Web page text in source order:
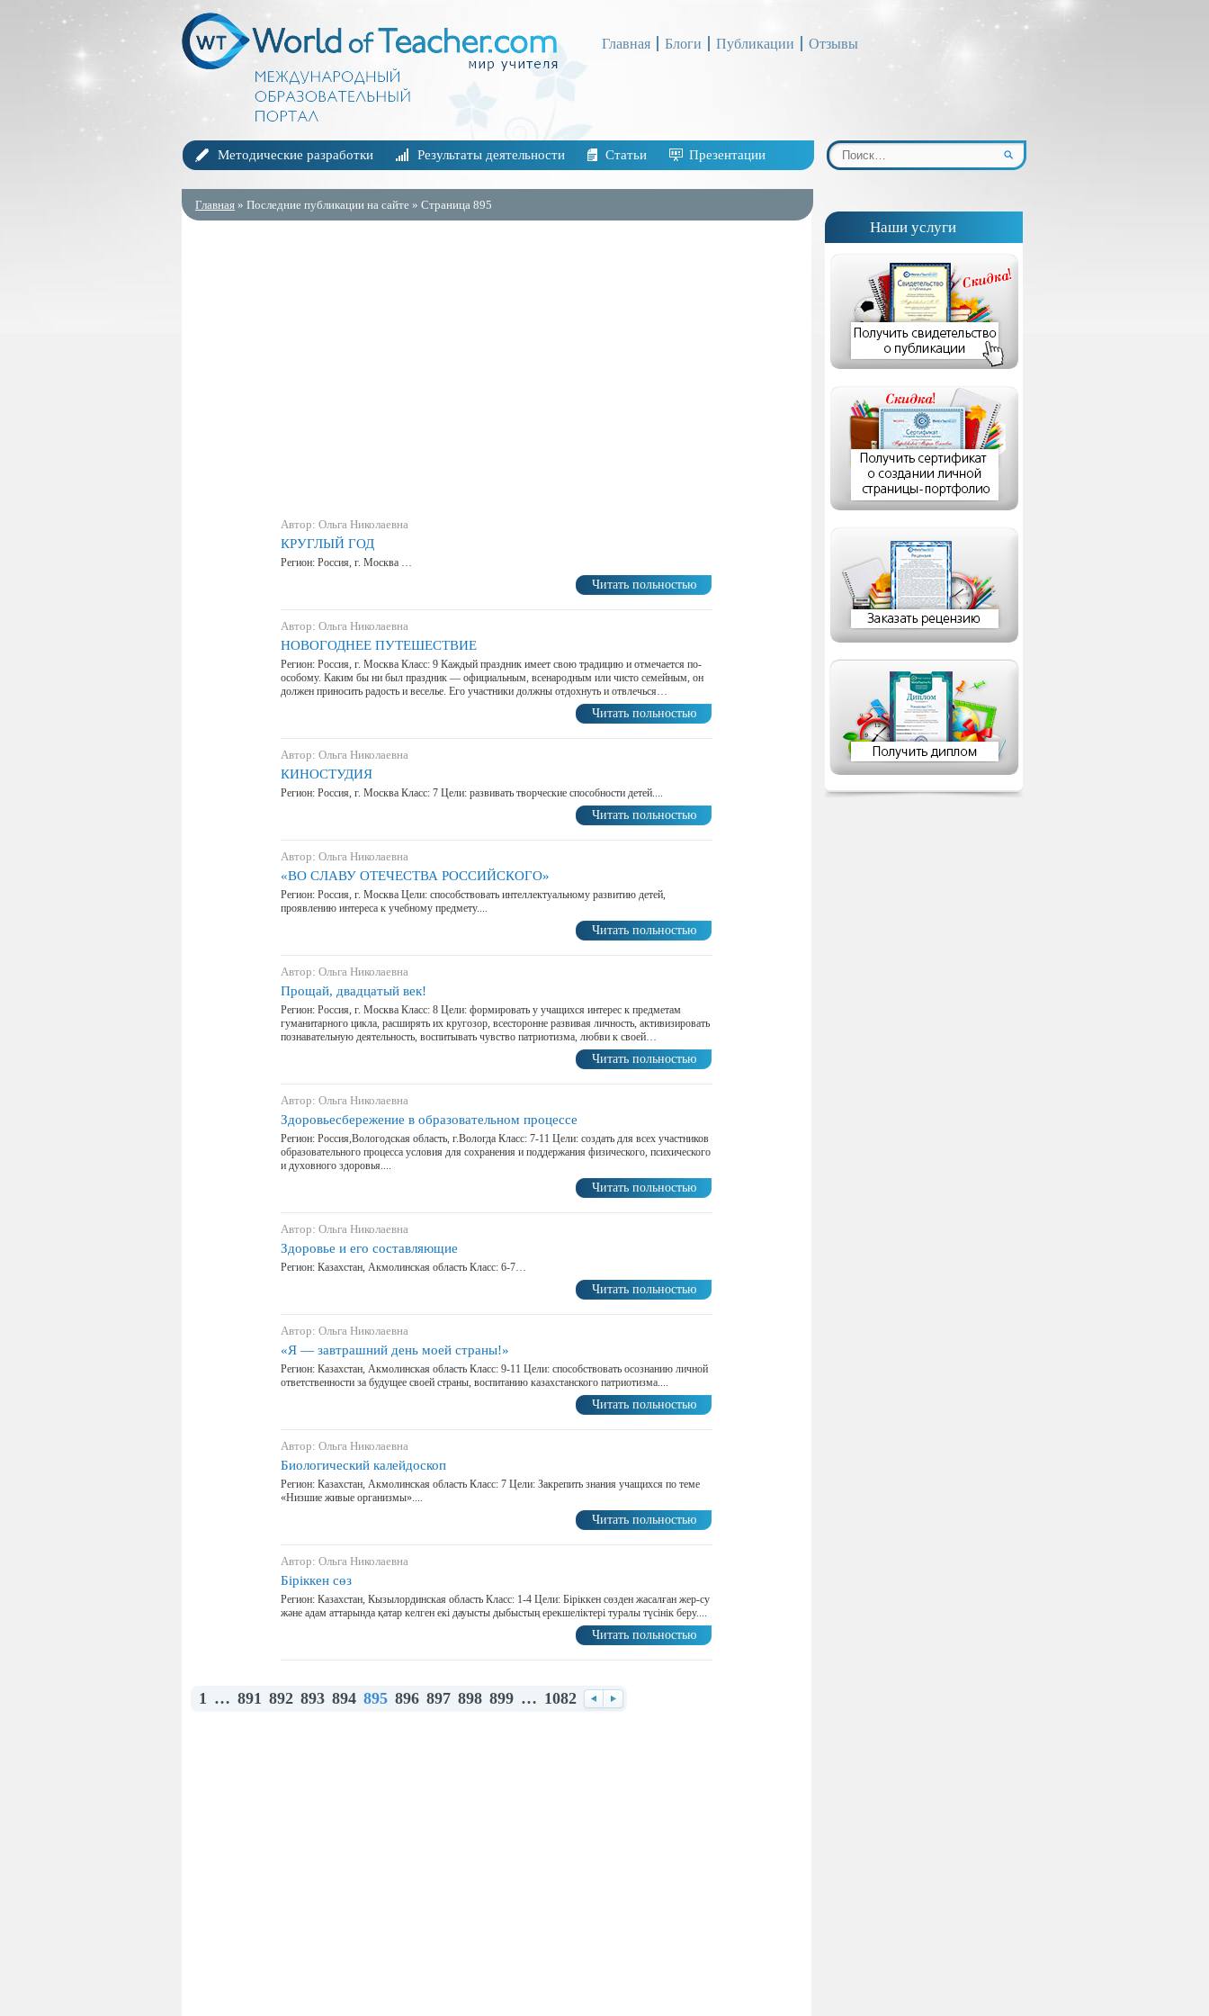
Главная Блоги Публикации Отзывы
Методические разработки Результаты деятельности Статьи Презентации
Главная » Последние публикации на сайте » Страница 895
Автор: Ольга Николаевна
КРУГЛЫЙ ГОД
Регион: Россия, г. Москва …
Читать польностью
Автор: Ольга Николаевна
НОВОГОДНЕЕ ПУТЕШЕСТВИЕ
Регион: Россия, г. Москва Класс: 9 Каждый праздник имеет свою традицию и отмечается по-
особому. Каким бы ни был праздник — официальным, всенародным или чисто семейным, он
должен приносить радость и веселье. Его участники должны отдохнуть и отвлечься…
Читать польностью
Автор: Ольга Николаевна
КИНОСТУДИЯ
Регион: Россия, г. Москва Класс: 7 Цели: развивать творческие способности детей....
Читать польностью
Автор: Ольга Николаевна
«ВО СЛАВУ ОТЕЧЕСТВА РОССИЙСКОГО»
Регион: Россия, г. Москва Цели: способствовать интеллектуальному развитию детей,
проявлению интереса к учебному предмету....
Читать польностью
Автор: Ольга Николаевна
Прощай, двадцатый век!
Регион: Россия, г. Москва Класс: 8 Цели: формировать у учащихся интерес к предметам
гуманитарного цикла, расширять их кругозор, всесторонне развивая личность, активизировать
познавательную деятельность, воспитывать чувство патриотизма, любви к своей…
Читать польностью
Автор: Ольга Николаевна
Здоровьесбережение в образовательном процессе
Регион: Россия,Вологодская область, г.Вологда Класс: 7-11 Цели: создать для всех участников
образовательного процесса условия для сохранения и поддержания физического, психического
и духовного здоровья....
Читать польностью
Автор: Ольга Николаевна
Здоровье и его составляющие
Регион: Казахстан, Акмолинская область Класс: 6-7…
Читать польностью
Автор: Ольга Николаевна
«Я — завтрашний день моей страны!»
Регион: Казахстан, Акмолинская область Класс: 9-11 Цели: способствовать осознанию личной
ответственности за будущее своей страны, воспитанию казахстанского патриотизма....
Читать польностью
Автор: Ольга Николаевна
Биологический калейдоскоп
Регион: Казахстан, Акмолинская область Класс: 7 Цели: Закрепить знания учащихся по теме
«Низшие живые организмы»....
Читать польностью
Автор: Ольга Николаевна
Біріккен сөз
Регион: Казахстан, Кызылординская область Класс: 1-4 Цели: Біріккен сөзден жасалған жер-су
және адам аттарында қатар келген екі дауысты дыбыстың ерекшеліктері туралы түсінік беру....
Читать польностью
1 … 891 892 893 894 895 896 897 898 899 … 1082
Наши услуги